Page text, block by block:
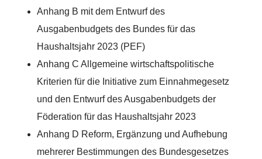
Anhang B mit dem Entwurf des
Ausgabenbudgets des Bundes für das
Haushaltsjahr 2023 (PEF)
Anhang C Allgemeine wirtschaftspolitische
Kriterien für die Initiative zum Einnahmegesetz
und den Entwurf des Ausgabenbudgets der
Föderation für das Haushaltsjahr 2023
Anhang D Reform, Ergänzung und Aufhebung
mehrerer Bestimmungen des Bundesgesetzes